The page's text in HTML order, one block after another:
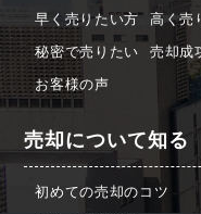
早く売りたい方 高く売
秘密で売りたい
売却成
お客様の声
売却について知る
初めての売却のコツ